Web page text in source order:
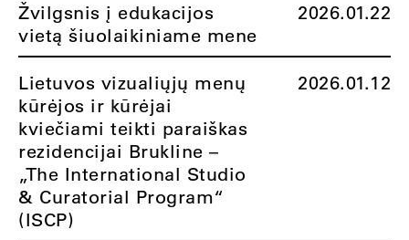
Žvilgsnis į edukacijos
vietą šiuolaikiniame mene
2026.01.22
Lietuvos vizualiųjų menų
kūrėjos ir kūrėjai
kviečiami teikti paraiškas
rezidencijai Brukline –
„The International Studio
& Curatorial Program“
(ISCP)
2026.01.12